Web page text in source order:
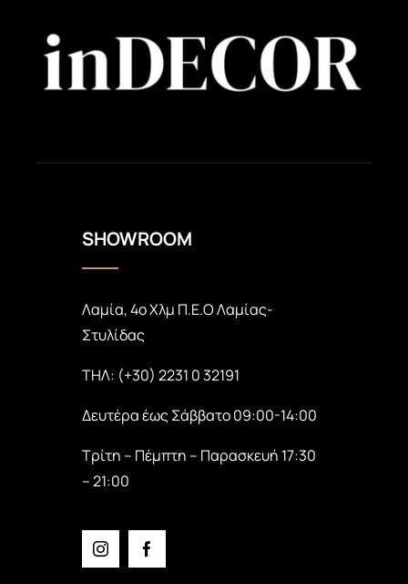
SHOWROOM
Λαμία, 4ο Χλμ Π.Ε.Ο Λαμίας-
Στυλίδας
ΤΗΛ: (+30) 2231 0 32191
Δευτέρα έως Σάββατο 09:00-14:00
Τρίτη – Πέμπτη – Παρασκευή 17:30
– 21:00